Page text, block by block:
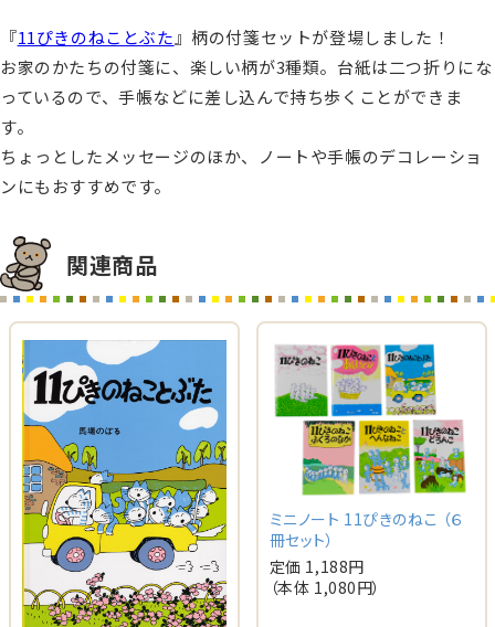
『11ぴきのねことぶた 』柄の付箋セットが登場しました！
お家のかたちの付箋に、楽しい柄が3種類。台紙は二つ折りにな
っているので、手帳などに差し込んで持ち歩くことができま
す。
ちょっとしたメッセージのほか、ノートや手帳のデコレーショ
ンにもおすすめです。
関連商品
ミニノート 11ぴきのねこ （６
冊セット）
定価 1,188円
（本体 1,080円）